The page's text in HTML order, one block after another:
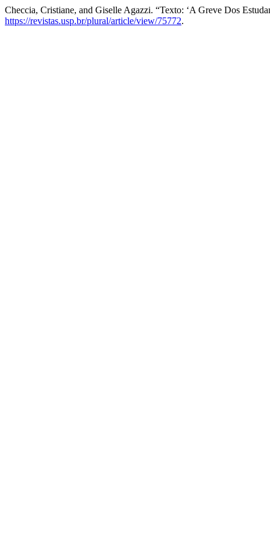
Checcia, Cristiane, and Giselle Agazzi. “Texto: ‘A Greve Dos
https://revistas.usp.br/plural/article/view/75772.